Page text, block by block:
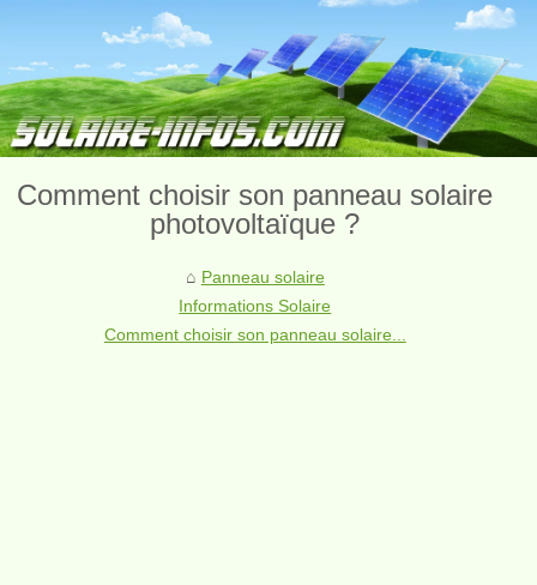
Comment choisir son panneau solaire
photovoltaïque ?
Panneau solaire
Informations Solaire
Comment choisir son panneau solaire...